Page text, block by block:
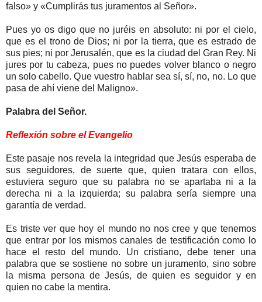
falso» y «Cumplirás tus juramentos al Señor».
Pues yo os digo que no juréis en absoluto: ni por el cielo,
que es el trono de Dios; ni por la tierra, que es estrado de
sus pies; ni por Jerusalén, que es la ciudad del Gran Rey. Ni
jures por tu cabeza, pues no puedes volver blanco o negro
un solo cabello. Que vuestro hablar sea sí, sí, no, no. Lo que
pasa de ahí viene del Maligno».
Palabra del Señor.
Reflexión sobre el Evangelio
Este pasaje nos revela la integridad que Jesús esperaba de
sus seguidores, de suerte que, quien tratara con ellos,
estuviera seguro que su palabra no se apartaba ni a la
derecha ni a la izquierda; su palabra sería siempre una
garantía de verdad.
Es triste ver que hoy el mundo no nos cree y que tenemos
que entrar por los mismos canales de testificación como lo
hace el resto del mundo. Un cristiano, debe tener una
palabra que se sostiene no sobre un juramento, sino sobre
la misma persona de Jesús, de quien es seguidor y en
quien no cabe la mentira.